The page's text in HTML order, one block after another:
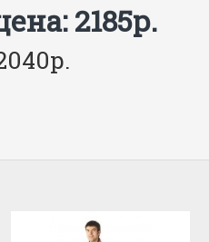
% хлопок), 440 гр./м²,
2185р.